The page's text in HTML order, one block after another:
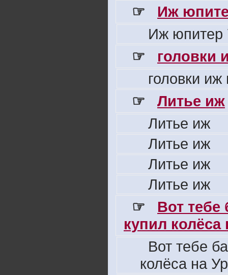
☞
Иж
Иж юпитер
☞
головки
головки
☞
Литье иж
Литье иж
Литье иж
Литье иж
Литье иж
☞
Вот
купил колёса
Вот тебе
колёса на